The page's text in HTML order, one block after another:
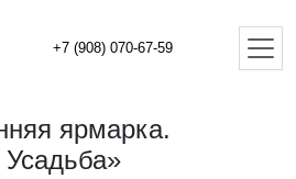
+7 (908) 070-67-59
ярмарка.